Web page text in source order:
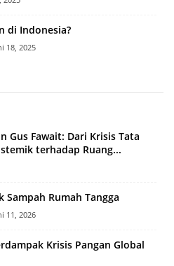
di Indonesia?
18, 2025
Gus Fawait: Dari Krisis Tata
terhadap Ruang...
Rumah Tangga
11, 2026
Krisis Pangan Global